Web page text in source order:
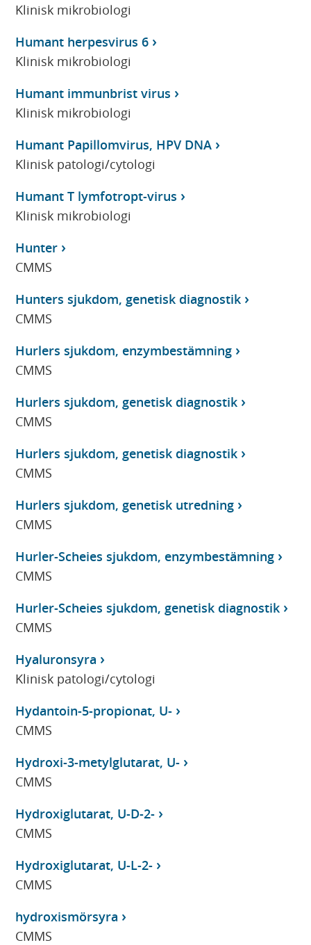
Klinisk mikrobiologi
Humant herpesvirus 6
Klinisk mikrobiologi
Humant immunbrist virus
Klinisk mikrobiologi
Humant Papillomvirus, HPV DNA
Klinisk patologi/cytologi
Humant T lymfotropt-virus
Klinisk mikrobiologi
Hunter
CMMS
Hunters sjukdom, genetisk diagnostik
CMMS
Hurlers sjukdom, enzymbestämning
CMMS
Hurlers sjukdom, genetisk diagnostik
CMMS
Hurlers sjukdom, genetisk diagnostik
CMMS
Hurlers sjukdom, genetisk utredning
CMMS
Hurler-Scheies sjukdom, enzymbestämning
CMMS
Hurler-Scheies sjukdom, genetisk diagnostik
CMMS
Hyaluronsyra
Klinisk patologi/cytologi
Hydantoin-5-propionat, U-
CMMS
Hydroxi-3-metylglutarat, U-
CMMS
Hydroxiglutarat, U-D-2-
CMMS
Hydroxiglutarat, U-L-2-
CMMS
hydroxismörsyra
CMMS